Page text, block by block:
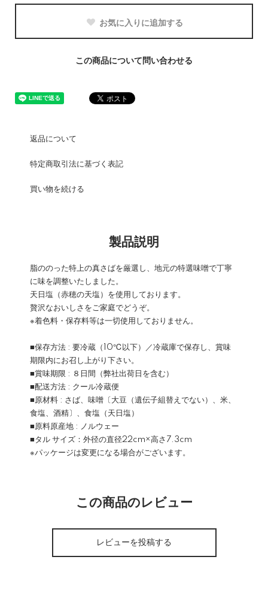
お気に入りに追加する
この商品について問い合わせる
返品について
特定商取引法に基づく表記
買い物を続ける
製品説明
脂ののった特上の真さばを厳選し、地元の特選味噌で丁寧
に味を調整いたしました。
天日塩（赤穂の天塩）を使用しております。
贅沢なおいしさをご家庭でどうぞ。
※着色料・保存料等は一切使用しておりません。
■保存方法 : 要冷蔵（10℃以下）／冷蔵庫で保存し、賞味
期限内にお召し上がり下さい。
■賞味期限 : ８日間（弊社出荷日を含む）
■配送方法 : クール冷蔵便
■原材料 : さば、味噌〔大豆（遺伝子組替えでない）、米、
食塩、酒精〕、食塩（天日塩）
■原料原産地 : ノルウェー
■タル サイズ：外径の直径22cm×高さ7.3cm
※パッケージは変更になる場合がございます。
この商品のレビュー
レビューを投稿する